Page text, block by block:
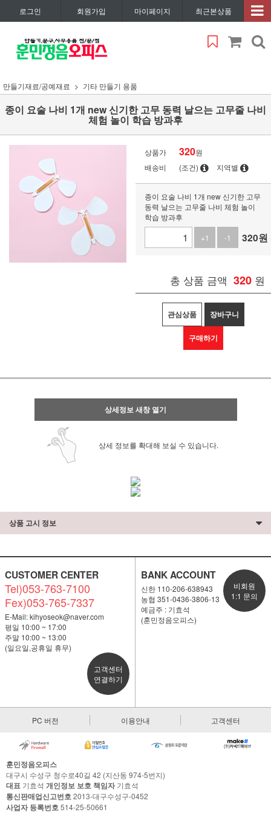
로그인 회원가입 마이페이지 최근본상품
만들기재료/공예재료 기타 만들기 용품
종이 요술 나비 1개 new 신기한 고무 동력 날으는 고무줄 나비
체험 놀이 학습 방과후
상품가 320원
배송비
(조건) 지역별
종이 요술 나비 1개 new 신기한 고무
동력 날으는 고무줄 나비 체험 놀이
학습 방과후
+1
-1 320원
총 상품 금액 320 원
관심상품 장바구니
구매하기
상세정보 새창 열기
상세 정보를 확대해 보실 수 있습니다.
상품 고시 정보
CUSTOMER CENTER
Tel)053-763-7100
Fex)053-765-7337
E-Mail:kihyoseok@naver.com
평일 10:00 ~ 17:00
주말 10:00 ~ 13:00
(일요일,공휴일 휴무)
고객센터
연결하기
BANK ACCOUNT
신한 110-206-638943
농협 351-0436-3806-13
예금주 : 기효석
(훈민정음오피스)
비회원
1:1 문의
PC 버전 이용안내 고객센터
훈민정음오피스
대구시 수성구 청수로40길 42 (지산동 974-5번지)
대표 기효석 개인정보 보호 책임자기효석
통신판매업신고번호2013-대구수성구-0452
사업자 등록번호514-25-50661